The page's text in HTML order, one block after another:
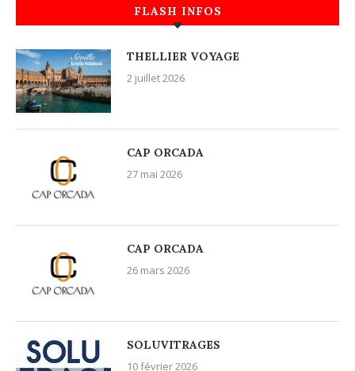
FLASH INFOS
THELLIER VOYAGE
2 juillet 2026
CAP ORCADA
27 mai 2026
CAP ORCADA
26 mars 2026
SOLUVITRAGES
10 février 2026